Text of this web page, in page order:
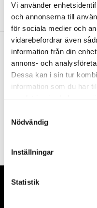
Vi använder
och annonserna till
för sociala medier och
vidarebefordrar även
information från din
annons- och
Dessa kan i sin tur
information som du har
Nödvändig
Inställningar
Statistik
VÅRA LEVERANTÖRER